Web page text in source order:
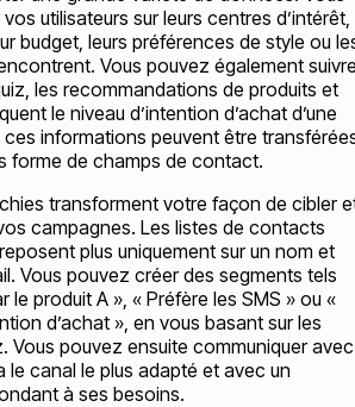
utilisateurs sur leurs centres d’intérêt,
budget, leurs préférences de style ou
Vous pouvez également
les recommandations de produits et
le niveau d’intention d’achat d’une
informations peuvent être
forme de champs de contact.
transforment votre façon de cibler
campagnes. Les listes de contacts
plus uniquement sur un nom et
Vous pouvez créer des segments tels
le produit A », « Préfère les SMS » ou «
d’achat », en vous basant sur les
Vous pouvez ensuite communiquer avec
le canal le plus adapté et avec un
à ses besoins.